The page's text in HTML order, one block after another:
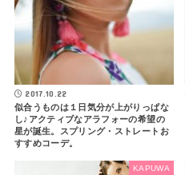
2017.10.22
似合うものは１日気分が上がりっぱな
し♪アクティブなアラフォーの希望の
星が誕生。スプリング・ストレートお
すすめコーデ。
KAPUWA